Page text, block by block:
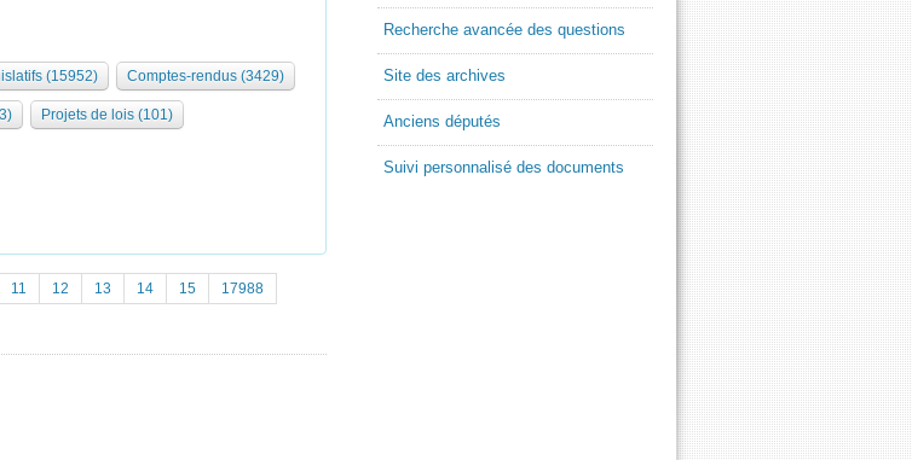
(15952) Comptes-rendus (3429)
Projets de lois (101)
11 12 13 14 15
17988
Recherche avancée des questions
Site des archives
Anciens députés
Suivi personnalisé des documents